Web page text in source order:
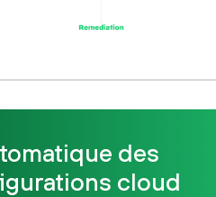
des
cloud